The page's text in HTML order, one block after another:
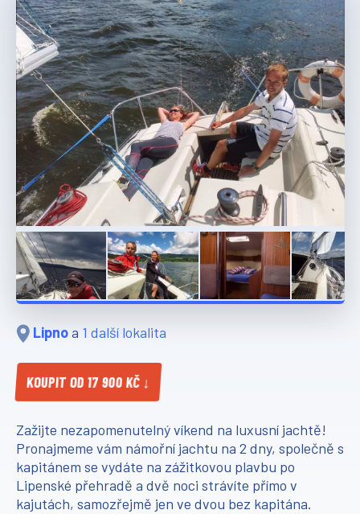
Lipno a 1 další lokalita
KOUPIT OD 17 900 KČ ↓
Zažijte nezapomenutelný víkend na luxusní jachtě!
Pronajmeme vám námořní jachtu na 2 dny, společně s
kapitánem se vydáte na zážitkovou plavbu po
Lipenské přehradě a dvě noci strávíte přímo v
kajutách, samozřejmě jen ve dvou bez kapitána.